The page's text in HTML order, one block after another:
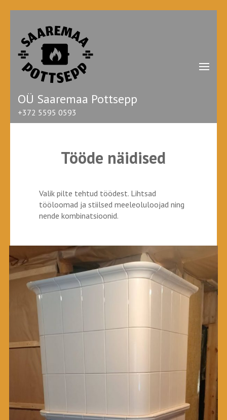
content
(Press
Enter)
OÜ Saaremaa Pottsepp
+372 5595 0593
Tööde näidised
Valik pilte tehtud töödest. Lihtsad
tööloomad ja stiilsed meeleoluloojad ning
nende kombinatsioonid.